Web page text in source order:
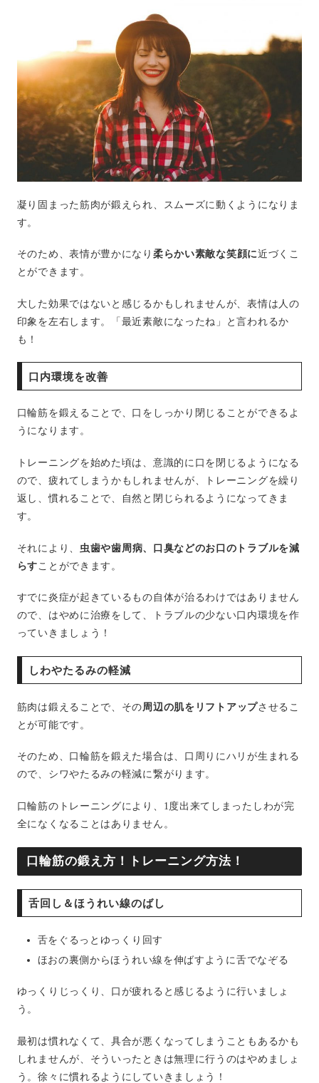
凝り固まった筋肉が鍛えられ、スムーズに動くようになりま
す。
そのため、表情が豊かになり 柔らかい素敵な笑顔に近づくこ
とができます。
大した効果ではないと感じるかもしれませんが、表情は人の
印象を左右します。「最近素敵になったね」と言われるか
も！
口内環境を改善
口輪筋を鍛えることで、口をしっかり閉じることができるよ
うになります。
トレーニングを始めた頃は、意識的に口を閉じるようになる
ので、疲れてしまうかもしれませんが、トレーニングを繰り
返し、慣れることで、自然と閉じられるようになってきま
す。
それにより、 虫歯や歯周病、口臭などのお口のトラブルを減
らす ことができます。
すでに炎症が起きているもの自体が治るわけではありません
ので、はやめに治療をして、トラブルの少ない口内環境を作
っていきましょう！
しわやたるみの軽減
筋肉は鍛えることで、その周辺の肌をリフトアップさせるこ
とが可能です。
そのため、口輪筋を鍛えた場合は、口周りにハリが生まれる
ので、シワやたるみの軽減に繋がります。
口輪筋のトレーニングにより、1度出来てしまったしわが完
全になくなることはありません。
口輪筋の鍛え方！トレーニング方法！
舌回し＆ほうれい線のばし
舌をぐるっとゆっくり回す
ほおの裏側からほうれい線を伸ばすように舌でなぞる
ゆっくりじっくり、口が疲れると感じるように行いましょ
う。
最初は慣れなくて、具合が悪くなってしまうこともあるかも
しれませんが、そういったときは無理に行うのはやめましょ
う。徐々に慣れるようにしていきましょう！